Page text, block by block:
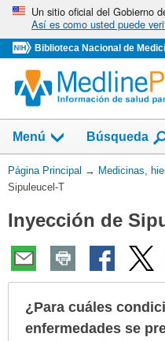
Omita
vaya
al
Contenido
Un sitio oficial del Gobierno
Así es como usted puede
Biblioteca Nacional de
Menú
Mostrar
campo
de
Búsqueda
Usted
está
Página Principal → Medicinas,
Sipuleucel-T
Inyección de
¿Para cuáles
enfermedades se